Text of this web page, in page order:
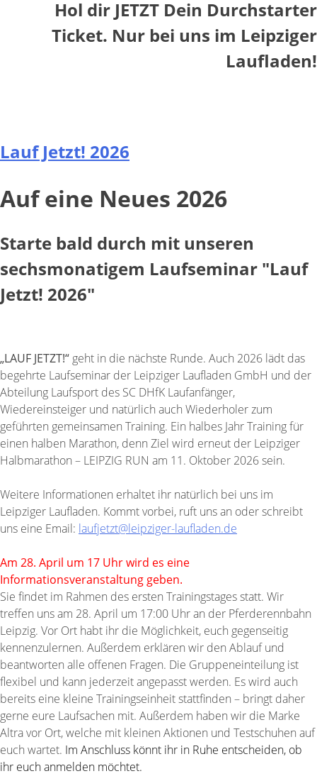
Hol dir JETZT Dein Durchstarter
Ticket. Nur bei uns im Leipziger
Laufladen!
Lauf Jetzt! 2026
Auf eine Neues 2026
Starte bald durch mit unseren
sechsmonatigem Laufseminar "Lauf
Jetzt! 2026"
„LAUF JETZT!“ geht in die nächste Runde. Auch 2026 lädt das
begehrte Laufseminar der Leipziger Laufladen GmbH und der
Abteilung Laufsport des SC DHfK Laufanfänger,
Wiedereinsteiger und natürlich auch Wiederholer zum
geführten gemeinsamen Training. Ein halbes Jahr Training für
einen halben Marathon, denn Ziel wird erneut der Leipziger
Halbmarathon – LEIPZIG RUN am 11. Oktober 2026 sein.
Weitere Informationen erhaltet ihr natürlich bei uns im
Leipziger Laufladen. Kommt vorbei, ruft uns an oder schreibt
uns eine Email: laufjetzt@leipziger-laufladen.de
Am 28. April um 17 Uhr wird es eine
Informationsveranstaltung geben.
Sie findet im Rahmen des ersten Trainingstages statt. Wir
treffen uns am 28. April um 17:00 Uhr an der Pferderennbahn
Leipzig. Vor Ort habt ihr die Möglichkeit, euch gegenseitig
kennenzulernen. Außerdem erklären wir den Ablauf und
beantworten alle offenen Fragen. Die Gruppeneinteilung ist
flexibel und kann jederzeit angepasst werden. Es wird auch
bereits eine kleine Trainingseinheit stattfinden – bringt daher
gerne eure Laufsachen mit. Außerdem haben wir die Marke
Altra vor Ort, welche mit kleinen Aktionen und Testschuhen auf
euch wartet. Im Anschluss könnt ihr in Ruhe entscheiden, ob
ihr euch anmelden möchtet.